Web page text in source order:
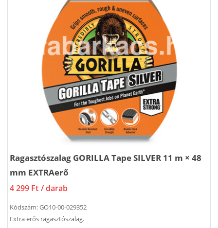
Ragasztószalag GORILLA Tape SILVER 11 m × 48
mm EXTRAerő
4 299 Ft / darab
Kódszám:GO10-00-029352
Extra erős ragasztószalag.